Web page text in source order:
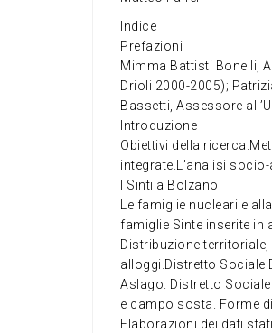
Indice
Prefazioni
Mimma Battisti Bonelli,
Drioli 2000-2005);
Bassetti, Assessore
Introduzione
Obiettivi della
integrate.L’analisi
I Sinti a Bolzano
Le famiglie nucleari e
famiglie Sinte inserite in
Distribuzione
alloggi.Distretto Sociale
Aslago. Distretto
e campo sosta. Forme
Elaborazioni dei dati